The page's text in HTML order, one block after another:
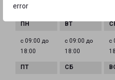
error
ГРАФИК РАБОТЫ
с 09:00 до
18:00
с 09:00 до
18:00
с